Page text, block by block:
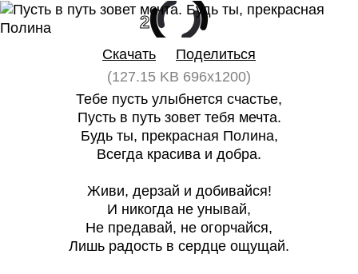
2 0
Скачать
Поделиться
(127.15 KB 696x1200)
Тебе пусть улыбнется счастье,
Пусть в путь зовет тебя мечта.
Будь ты, прекрасная Полина,
Всегда красива и добра.
Живи, дерзай и добивайся!
И никогда не унывай,
Не предавай, не огорчайся,
Лишь радость в сердце ощущай.